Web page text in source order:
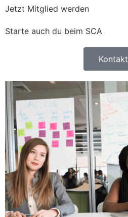
Jetzt Mitglied werden
Starte auch du beim SCA
Kontakt